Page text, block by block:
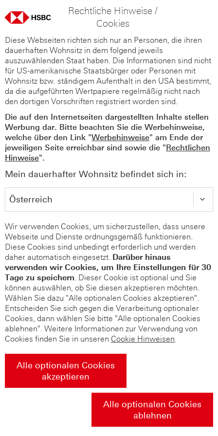
Rechtliche Hinweise /
Cookies
Diese Webseiten richten sich nur an Personen, die ihren
dauerhaften Wohnsitz in dem folgend jeweils
auszuwählenden Staat haben. Die Informationen sind nicht
für US-amerikanische Staatsbürger oder Personen mit
Wohnsitz bzw. ständigem Aufenthalt in den USA bestimmt,
da die aufgeführten Wertpapiere regelmäßig nicht nach
den dortigen Vorschriften registriert worden sind.
Die auf den Internetseiten dargestellten Inhalte stellen
Werbung dar. Bitte beachten Sie die Werbehinweise,
welche über den Link "Werbehinweise" am Ende der
jeweiligen Seite erreichbar sind sowie die "Rechtlichen
Hinweise".
Mein dauerhafter Wohnsitz befindet sich in:
Wir verwenden Cookies, um sicherzustellen, dass unsere
Webseite und Dienste ordnungsgemäß funktionieren.
Diese Cookies sind unbedingt erforderlich und werden
daher automatisch eingesetzt. Darüber hinaus
verwenden wir Cookies, um Ihre Einstellungen für 30
Tage zu speichern. Dieser Cookie ist optional und Sie
können auswählen, ob Sie diesen akzeptieren möchten.
Wählen Sie dazu "Alle optionalen Cookies akzeptieren".
Entscheiden Sie sich gegen die Verarbeitung optionaler
Cookies, dann wählen Sie bitte "Alle optionalen Cookies
ablehnen". Weitere Informationen zur Verwendung von
Cookies finden Sie in unseren Cookie Hinweisen.
Alle optionalen Cookies
akzeptieren
Alle optionalen Cookies
ablehnen